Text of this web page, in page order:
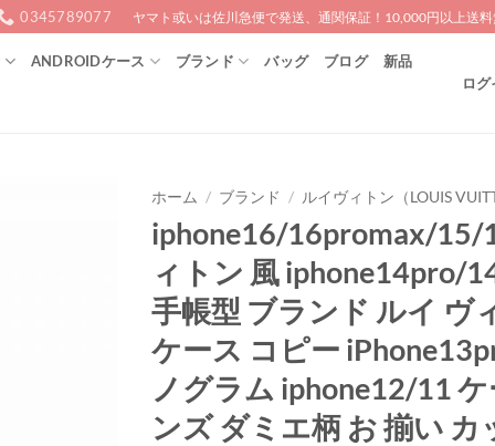
0345789077 ヤマト或いは佐川急便で発送、通関保証！10,000円以上送料
ANDROIDケース ブランド バッグ ブログ 新品
ロ
ホーム / ブランド / ルイヴィトン（LOUIS
iphone16/16promax/15/
ィトン 風 iphone14pro/
手帳型 ブランド ルイ ヴ
ケース コピー
ノグラム iphone12/11
ンズ ダミエ柄 お 揃い カ